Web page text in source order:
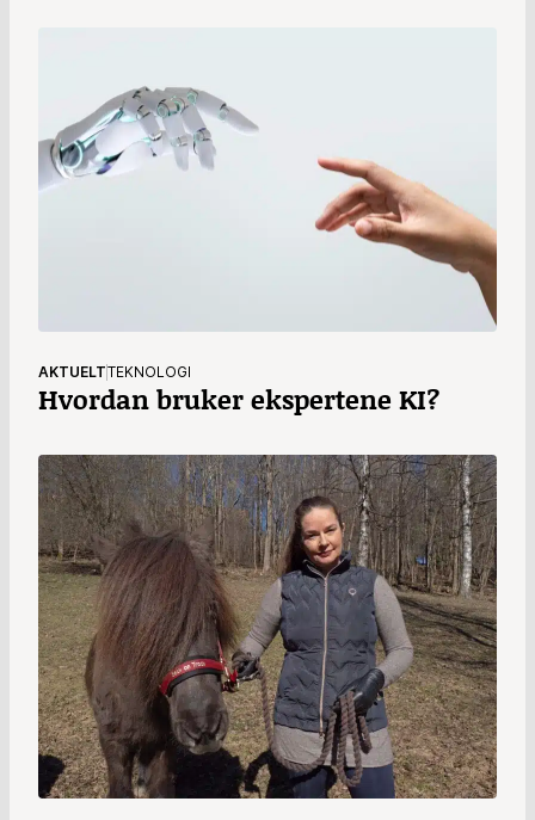
AKTUELTTEKNOLOGI
Hvordan bruker ekspertene KI?